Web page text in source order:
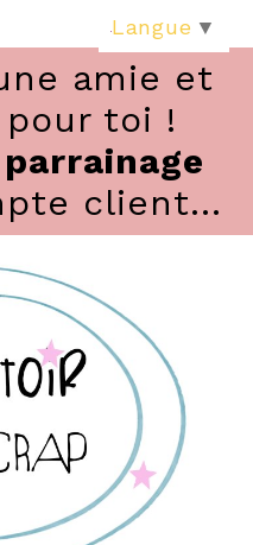
amie et
pour toi !
parrainage
client...
Langue ▼